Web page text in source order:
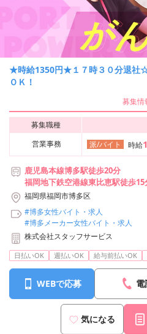
★時給1350円★１７時３０分退社
ＯＫ！
募集情
募集職種
営業事務
派/バイト 時給
鹿児島本線博多駅徒歩20分
福岡地下鉄空港線東比恵駅徒歩15
福岡県福岡市博多区
#博多女性バイト・求人
#博多メーカー女性バイト・求人
株式会社スタッフサービス
日払いOK 週払いOK 給与前払いOK
WEBで応募 電
気になる